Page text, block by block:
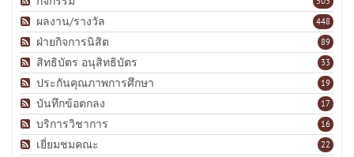
448
ผลงาน/รางวัล
89
ฝ่ายกิจการนิสิต
33
สิทธิบัตร อนุสิทธิบัตร
19
ประกันคุณภาพการศึกษา
17
บันทึกข้อตกลง
16
บริการวิชาการ
22
เยี่ยมชมคณะ